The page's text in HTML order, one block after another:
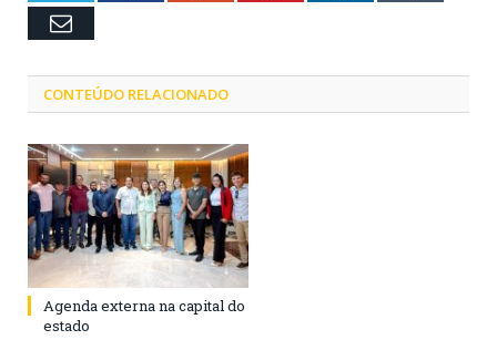
Email
CONTEÚDO RELACIONADO
Agenda externa na capital do
estado